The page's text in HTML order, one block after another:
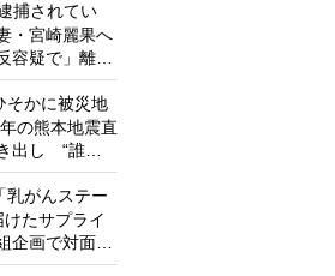
捕されてい
・宮崎麗果へ
容疑で」離婚
ージ」へ
そかに被災地
の熊本地震直
出し “誰に
い”と、むし
への思い
乳がんステー
たサプライ
画で対面し
希望を与える